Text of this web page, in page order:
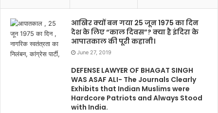
आखिर क्यों बन गया 25 जून 1975 का दिन
देश के लिए “काल दिवस”? क्या है इंदिरा के
आपातकाल की पूरी कहानी।
June 27, 2019
DEFENSE LAWYER OF BHAGAT SINGH
WAS ASAF ALI- The Journals Clearly
Exhibits that Indian Muslims were
Hardcore Patriots and Always Stood
with India.